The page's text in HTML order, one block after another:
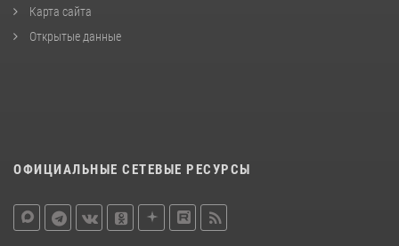
Карта сайта
Открытые данные
ОФИЦИАЛЬНЫЕ СЕТЕВЫЕ РЕСУРСЫ